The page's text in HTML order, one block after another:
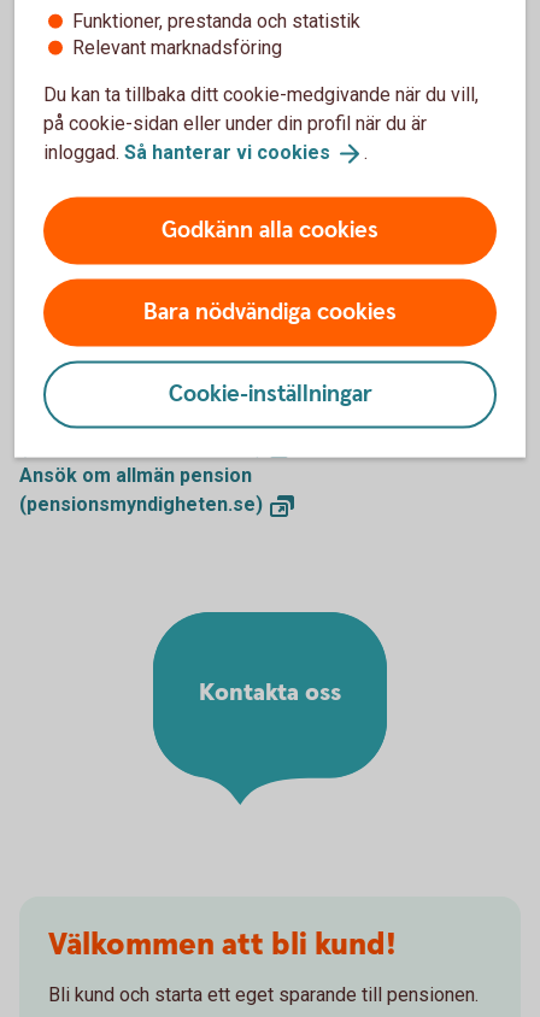
saknar pension från ditt hemland.
Du kan i vissa fall även få ett skattefritt bostadstillägg. Det
är din boendekostnad, dina inkomster, tillgångar och
familjesituation som avgör vad du kan få.
Äldreförsörjningsstödet prövas för alla pensionärer som
Äldreförsörjningsstöd ochbostadstillägg
Mer information
Garantipension - mer information
Ansök om allmän pension
(pensionsmyndigheten.se)
Kontakta oss
Välkommen att bli kund!
Bli kund och starta ett eget sparande till pensionen.
Funktioner, prestanda och statistik
Relevant marknadsföring
Du kan ta tillbaka ditt cookie-medgivande när du vill,
på cookie-sidan eller under din profil när du är
inloggad. Så hanterar vi cookies .
Godkänn alla cookies
Bara nödvändiga cookies
Cookie-inställningar